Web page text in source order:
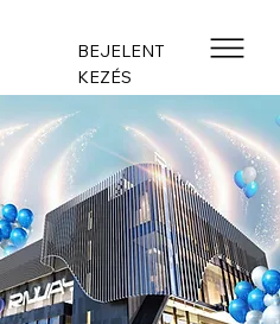
BEJELENT
KEZÉS